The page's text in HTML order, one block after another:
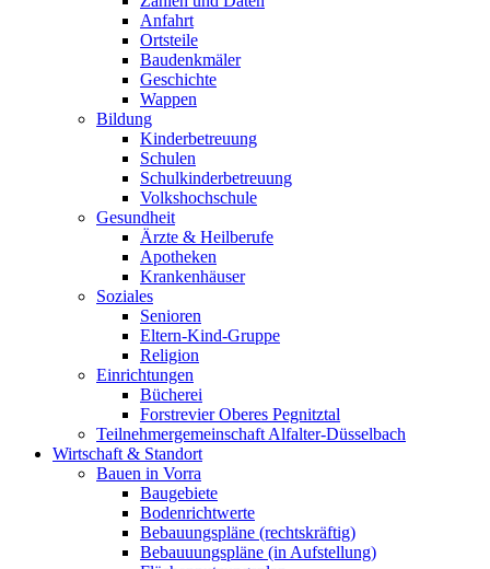
Anfahrt
Ortsteile
Baudenkmäler
Geschichte
Wappen
Bildung
Kinderbetreuung
Schulen
Schulkinderbetreuung
Volkshochschule
Gesundheit
Ärzte & Heilberufe
Apotheken
Krankenhäuser
Soziales
Senioren
Eltern-Kind-Gruppe
Religion
Einrichtungen
Bücherei
Forstrevier Oberes Pegnitztal
Teilnehmergemeinschaft Alfalter-Düsselbach
Wirtschaft & Standort
Bauen in Vorra
Baugebiete
Bodenrichtwerte
Bebauungspläne (rechtskräftig)
Bebauuungspläne (in Aufstellung)